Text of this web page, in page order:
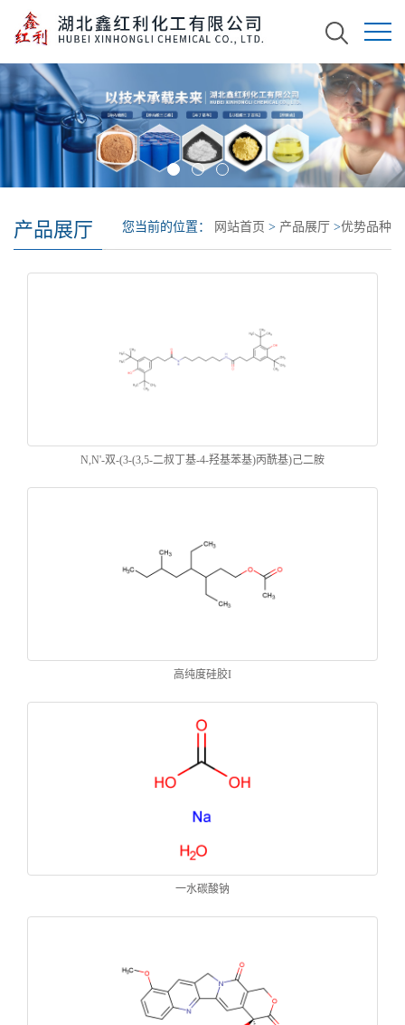
产品展厅 您当前的位置： 网站首页 > 产品展厅 >优势品种
N,N'-双-(3-(3,5-二叔丁基-4-羟基苯基)丙酰基)己二胺
高纯度硅胶I
一水碳酸钠